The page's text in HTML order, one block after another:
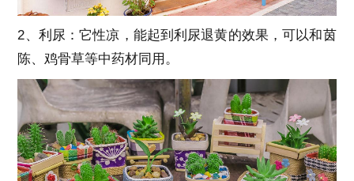
2、利尿：它性凉，能起到利尿退黄的效果，可以和茵
陈、鸡骨草等中药材同用。